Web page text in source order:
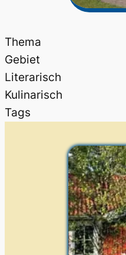
Thema
Gebiet
Literarisch
Kulinarisch
Tags